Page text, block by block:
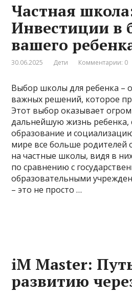
Частная
Инвестиции в
вашего
30.06.2025 Дети Комментарии: 0
Выбор школы для ребенка –
важных решений, которое
Этот выбор оказывает
дальнейшую жизнь ребенка,
образование и
мире все больше
на частные школы, видя в
по сравнению с
образовательными
– это не просто …
iM Master:
развитию